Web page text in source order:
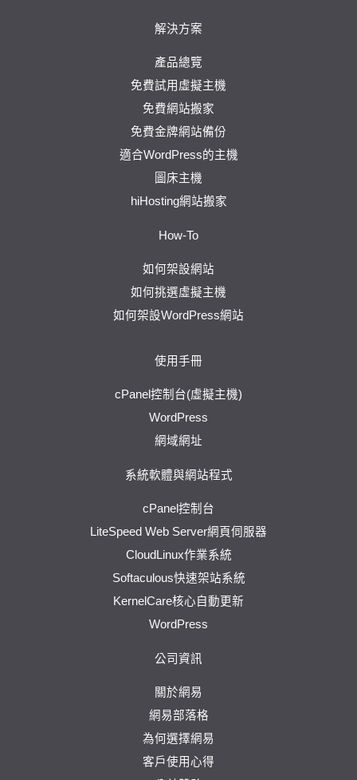
解決方案
產品總覽
免費試用虛擬主機
免費網站搬家
免費金牌網站備份
適合WordPress的主機
圖床主機
hiHosting網站搬家
How-To
如何架設網站
如何挑選虛擬主機
如何架設WordPress網站
使用手冊
cPanel控制台(虛擬主機)
WordPress
網域網址
系統軟體與網站程式
cPanel控制台
LiteSpeed Web Server網頁伺服器
CloudLinux作業系統
Softaculous快速架站系統
KernelCare核心自動更新
WordPress
公司資訊
關於網易
網易部落格
為何選擇網易
客戶使用心得